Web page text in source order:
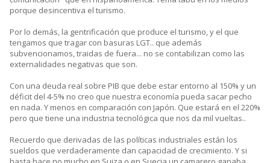
porque desincentiva el turismo.
Por lo demás, la gentrificación que produce el turismo, y el que
tengamos que tragar con basuras LGT.. que además
subvencionamos, traidas de fuera... no se contabilizan como las
externalidades negativas que son.
Con una deuda real sobre PIB que debe estar entorno al 150% y un
déficit del 4-5% no creo que nuestra economía pueda sacar pecho
en nada. Y menos en comparación con Japón. Que estará en el 220%
pero que tiene una industria tecnológica que nos da mil vueltas..
Recuerdo que derivadas de las políticas industriales están los
sueldos que verdaderamente dan capacidad de crecimiento. Y si